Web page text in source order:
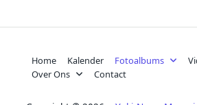
Home Kalender Fotoalbums
Over Ons
Contact